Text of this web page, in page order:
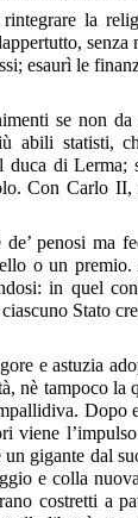
la
esaurì le
se non
abili statisti,
duca di
Con Carlo II,
penosi ma
o un
in quel
Stato
e astuzia
nè tampoco la
Dopo
viene
gigante dal
e colla
costretti a